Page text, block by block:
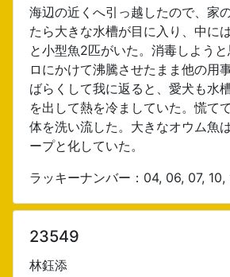
海辺の近くへ引っ越したので、家
たら大きな水槽が目に入り、中に
と小型魚2匹がいた。消毒しよう
ロにかけて沸騰させたまま他の用
ばらくして我に返ると、愛犬も水
を出して熱を冷ましていた。慌て
体を洗い流した。大きなオウム魚
ープと化していた。
ラッキーナンバー：04, 06, 07, 10,
23549
林鈺添